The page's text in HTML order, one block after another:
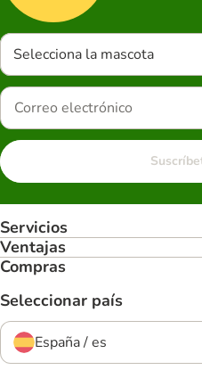
Selecciona la mascota
Servicios
Ventajas
Compras
Seleccionar país
España / es